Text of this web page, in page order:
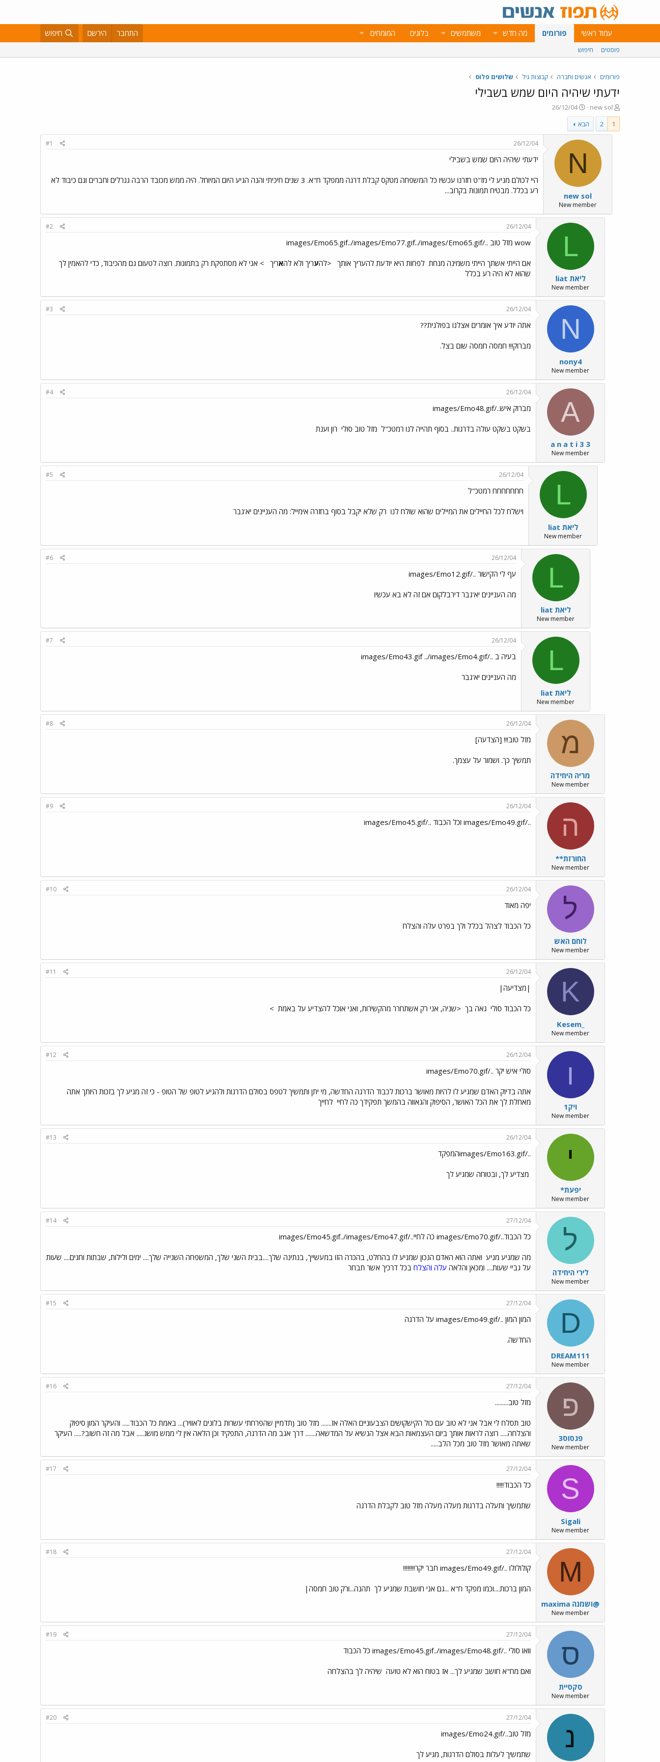
עמוד ראשי פורומים מה חדש משתמשים בלוגים המומחים התחבר הירשם חיפוש
פוסטים חיפוש
פורומים אנשים וחברה קבוצות גיל שלושים פלוס
ידעתי שיהיה היום שמש בשבילי
פ
ו
ת
ח
new sol
פ
ו
ר
ס
ם
ת
י
ך
26/12/04
1
2 הבא
N
new sol
New member
26/12/04
#1
ידעתי שיהיה היום שמש בשבילי
היי לכולם מגיע לי מז"ט חזרנו עכשיו כל המשפחה מטקס קבלת דרגה ממפקד ח"א. 3 שנים חיכיתי והנה הגיע היום המיוחל. היה ממש מכובד הרבה גנרלים וחברים וגם כיבוד לא
רע בכלל. מבטיח תמונות בקרוב...
L
liat ליאת
New member
26/12/04
#2
wow מזל טוב ../images/Emo65.gif../images/Emo77.gif../images/Emo65.gif
אם הייתי אשתך הייתי משמינה מנחת לפחות היא יודעת להעריך אותך <להעריך ולא להאריך
> אני לא מסתפקת רק בתמונות. רוצה לטעום גם מהכיבוד, כדי להאמין לך
שהוא לא היה רע בכלל
N
nony4
New member
26/12/04
#3
אתה יודע איך אומרים אצלנו בפולנית??
מברוק!!! חמסה חמסה שום בצל.
A
a n a t i 3 3
New member
26/12/04
#4
מברוק איש../images/Emo48.gif
בשקט בשקט עולה בדרגות.. בסוף תהייה לנו רמטכ"ל מזל טוב סולי רון וענת
L
liat ליאת
New member
26/12/04
#5
חחחחחחח רמטכ"ל
וישלח לכל החיילים את המיילים שהוא שולח לנו רק שלא יקבל בסוף בחזרה אימייל: מה העניינים יא'גבר
L
liat ליאת
New member
26/12/04
#6
עף לי הקישור ../images/Emo12.gif
מה העניינים יא'גבר דירבלקום אם זה לא בא עכשיו
L
liat ליאת
New member
26/12/04
#7
בעיה ב ../images/Emo43.gif ../images/Emo4.gif
מה העניינים יא'גבר
מ
מריה היחידה
New member
26/12/04
#8
מזל טוב!!! [הצדעה]
תמשיך כך. ושמור על עצמך.
ה
החורזת**
New member
26/12/04
#9
../images/Emo49.gif וכל הכבוד ../images/Emo45.gif
ל
לוחם האש
New member
26/12/04
#10
יפה מאוד
כל הכבוד לצהל בכלל ולך בפרט עלה והצלח
K
Kesem_
New member
26/12/04
#11
|מצדיעה|
כל הכבוד סולי גאה בך <שניה, אני רק אשתחרר מהקשירות, ואני אוכל להצדיע על באמת >
ו
ויק1
New member
26/12/04
#12
סולי איש יקר ../images/Emo70.gif
אתה בדיוק האדם שמגיע לו להיות מאושר ברכות לכבוד הדרגה החדשה, מי יתן ותמשיך לטפס בסולם הדרגות ולהגיע לטופ של הטופ - כי זה מגיע לך בזכות היותך אתה
מאחלת לך את הכל האושר, הסיפוק והגאווה בהמשך תפקידך כה לחיי לחייך
י
יפעת*
New member
26/12/04
#13
../images/Emo163.gifהמפקד
מצדיע לך, ובטוחה שמגיע לך
ל
לירי היחידה
New member
27/12/04
#14
כל הכבוד../images/Emo70.gif כה לחיי../images/Emo45.gif../images/Emo47.gif
מה שמגיע מגיע ואתה הוא האדם הנכון שמגיע לו בהחלט, בהכרה הזו במעשייך, בנתינה שלך....בבית השני שלך, המשפחה השנייה שלך.... ימים ולילות, שבתות וחגים.... שעות
על גביי שעות.... ומכאן והלאה עלה והצלח בכל דרכיך אשר תבחר
D
DREAM111
New member
27/12/04
#15
המון המון ../images/Emo49.gif על הדרגה
החדשה.
פ
פגסוס3
New member
27/12/04
#16
מזל טוב.........
טוב תסלח לי אבל אני לא טוב עם כול הקישקושים הצבעוניים האלה אז....... מזל טוב (תדמיין שהפרחתי עשרות בלונים לאוויר)... באמת כל הכבוד..... והעיקר המון סיפוק
והצלחה..... רוצה לראות אותך ביום העצמאות הבא אצל הנשיא על המדשאה....... דרך אגב מה הדרגה, התפקיד וכן הלאה אין לי ממש מושג..... אבל מה זה חשוב?..... העיקר
שאתה מאושר מזל טוב מכל הלב.....
S
Sigali
New member
27/12/04
#17
כל הכבוד!!!!!
שתמשיך ותעלה בדרגות מעלה מעלה מזל טוב לקבלת הדרגה
M
maxima ושמנה@
New member
27/12/04
#18
קולולולו ../images/Emo49.gif חבר יקר!!!!!!!!
המון ברכות....וכמו מפקד ח"א ...גם אני חושבת שמגיע לך תהנה...ורק טוב חמסה|
ס
סקסיית
New member
27/12/04
#19
וואו סולי ../images/Emo45.gif../images/Emo48.gif כל הכבוד
ואם מח"א חושב שמגיע לך... אז בטוח הוא לא טועה שיהיה לך בהצלחה
נ
27/12/04
#20
מזל טוב../images/Emo24.gif
שתמשיך לעלות בסולם הדרגות, מגיע לך